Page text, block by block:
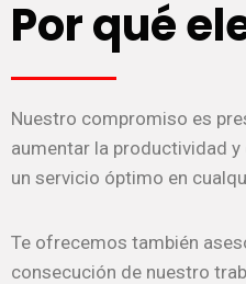
Por qué
Nuestro compromiso es
aumentar la productividad
un servicio óptimo en
Te ofrecemos también
consecución de nuestro